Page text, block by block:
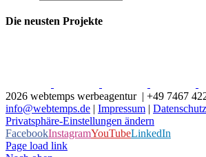
Die neusten Projekte
2026 webtemps werbeagentur | +49 7467
info@webtemps.de | Impressum |
Privatsphäre-Einstellungen ändern
FacebookInstagramYouTubeLinkedIn
Page load link